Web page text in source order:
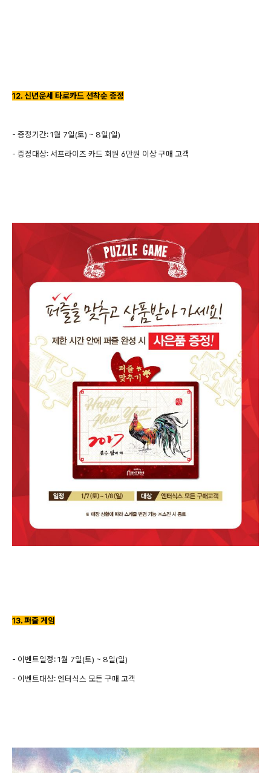
12. 신년운세 타로카드 선착순 증정
- 증정기간: 1월 7일(토) ~ 8일(일)
- 증정대상: 서프라이즈 카드 회원 6만원 이상 구매 고객
13. 퍼즐 게임
- 이벤트일정: 1월 7일(토) ~ 8일(일)
- 이벤트대상: 엔터식스 모든 구매 고객